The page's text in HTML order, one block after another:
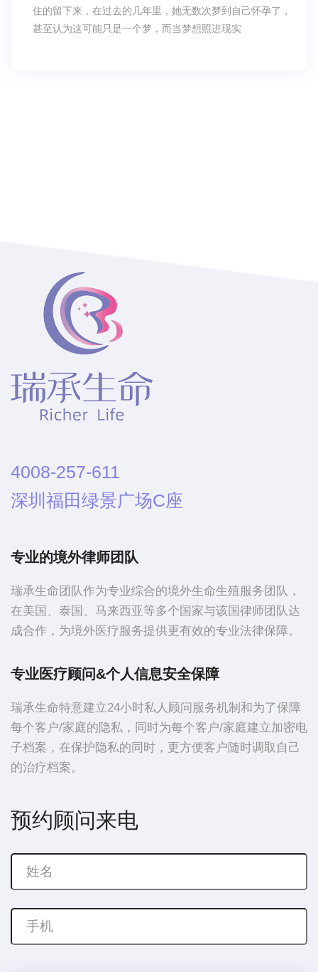
住的留下来，在过去的几年里，她无数次梦到自己怀孕了，
甚至认为这可能只是一个梦，而当梦想照进现实
4008-257-611
深圳福田绿景广场C座
专业的境外律师团队
瑞承生命团队作为专业综合的境外生命生殖服务团队，
在美国、泰国、马来西亚等多个国家与该国律师团队达
成合作，为境外医疗服务提供更有效的专业法律保障。
专业医疗顾问&个人信息安全保障
瑞承生命特意建立24小时私人顾问服务机制和为了保障
每个客户/家庭的隐私，同时为每个客户/家庭建立加密电
子档案，在保护隐私的同时，更方便客户随时调取自己
的治疗档案。
预约顾问来电